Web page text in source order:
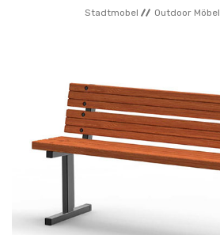
STADTMOBEL
REFERENZEN
KONTAKT
Stadtmobel Outdoor Möbel